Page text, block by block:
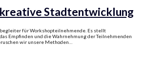
kreative Stadtentwicklung
für Workshopteilnehmende. Es stellt
Empfinden und die Wahrnehmung der Teilnehmenden
wir unsere Methoden…